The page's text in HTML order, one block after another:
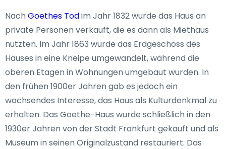
NachGoethes Todim Jahr 1832 wurde das Haus an
private Personen verkauft, die es dann als Miethaus
nutzten. Im Jahr 1863 wurde das Erdgeschoss des
Hauses in eine Kneipe umgewandelt, während die
oberen Etagen in Wohnungen umgebaut wurden. In
den frühen 1900er Jahren gab es jedoch ein
wachsendes Interesse, das Haus als Kulturdenkmal zu
erhalten. Das Goethe-Haus wurde schließlich in den
1930er Jahren von der Stadt Frankfurt gekauft und als
Museum in seinen Originalzustand restauriert. Das